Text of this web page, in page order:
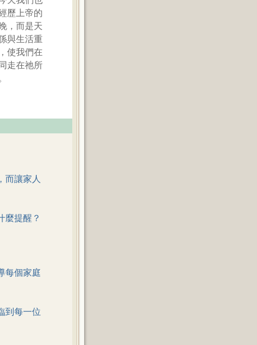
歷上帝的
，而是天
與生活重
使我們在
走在祂所
而讓家人
麼提醒？
每個家庭
到每一位